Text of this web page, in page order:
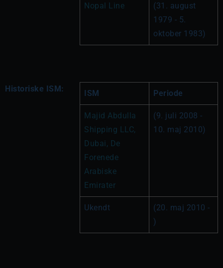
Nopal Line
(31. august
1979 - 5.
oktober 1983)
Historiske ISM: ISM Periode
Majid Abdulla
Shipping LLC,
Dubai, De
Forenede
Arabiske
Emirater
(9. juli 2008 -
10. maj 2010)
Ukendt
(20. maj 2010 -
)